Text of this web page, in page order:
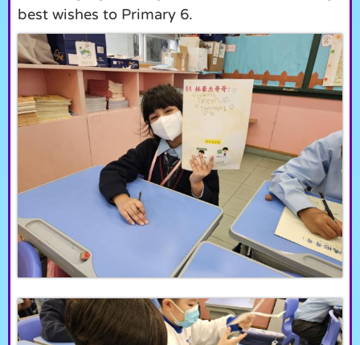
best wishes to Primary 6.